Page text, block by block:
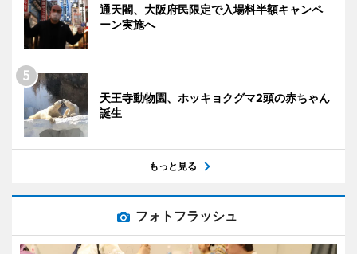
通天閣、大阪府民限定で入場料半額キャンペ
ーン実施へ
天王寺動物園、ホッキョクグマ2頭の赤ちゃん
誕生
もっと見る
フォトフラッシュ